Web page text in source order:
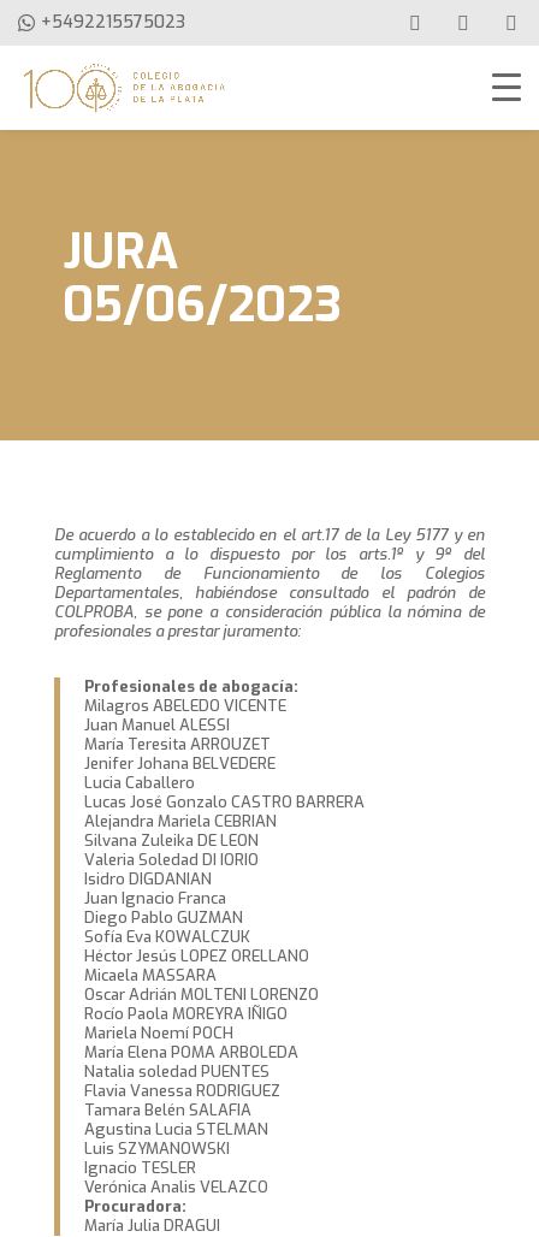
+5492215575023
JURA
05/06/2023
De acuerdo a lo establecido en el art.17 de la Ley 5177 y en
cumplimiento a lo dispuesto por los arts.1º y 9º del
Reglamento de Funcionamiento de los Colegios
Departamentales, habiéndose consultado el padrón de
COLPROBA, se pone a consideración pública la nómina de
profesionales a prestar juramento:
Profesionales de abogacía:
Milagros ABELEDO VICENTE
Juan Manuel ALESSI
María Teresita ARROUZET
Jenifer Johana BELVEDERE
Lucia Caballero
Lucas José Gonzalo CASTRO BARRERA
Alejandra Mariela CEBRIAN
Silvana Zuleika DE LEON
Valeria Soledad DI IORIO
Isidro DIGDANIAN
Juan Ignacio Franca
Diego Pablo GUZMAN
Sofía Eva KOWALCZUK
Héctor Jesús LOPEZ ORELLANO
Micaela MASSARA
Oscar Adrián MOLTENI LORENZO
Rocío Paola MOREYRA IÑIGO
Mariela Noemí POCH
María Elena POMA ARBOLEDA
Natalia soledad PUENTES
Flavia Vanessa RODRIGUEZ
Tamara Belén SALAFIA
Agustina Lucia STELMAN
Luis SZYMANOWSKI
Ignacio TESLER
Verónica Analis VELAZCO
Procuradora:
María Julia DRAGUI